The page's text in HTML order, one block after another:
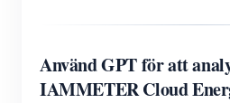
Använd GPT för att
IAMMETER Cloud